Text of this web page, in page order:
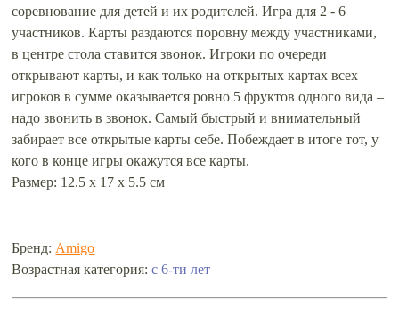
соревнование для детей и их родителей. Игра для 2 - 6
участников. Карты раздаются поровну между участниками,
в центре стола ставится звонок. Игроки по очереди
открывают карты, и как только на открытых картах всех
игроков в сумме оказывается ровно 5 фруктов одного вида –
надо звонить в звонок. Самый быстрый и внимательный
забирает все открытые карты себе. Побеждает в итоге тот, у
кого в конце игры окажутся все карты.
Размер: 12.5 х 17 х 5.5 см
Бренд: Amigo
Возрастная категория:с 6-ти лет